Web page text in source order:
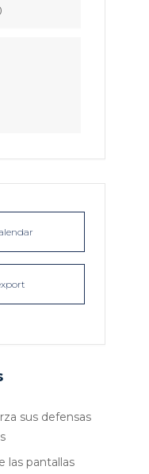
sus defensas
las pantallas